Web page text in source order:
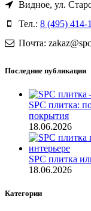
Видное, ул.
Тел.: 8 (495) 414-
Почта:
Последние публикации
SPC плитка:
покрытия
18.06.2026
SPC плитка
18.06.2026
Категории